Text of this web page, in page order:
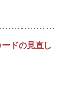
ドの見直し